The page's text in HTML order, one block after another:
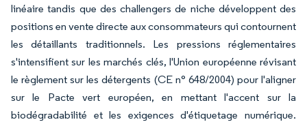
linéaire tandis que des challengers de niche développent des
positions en vente directe aux consommateurs qui contournent
les détaillants traditionnels. Les pressions réglementaires
s'intensifient sur les marchés clés, l'Union européenne révisant
le règlement sur les détergents (CE n° 648/2004) pour l'aligner
sur le Pacte vert européen, en mettant l'accent sur la
biodégradabilité et les exigences d'étiquetage numérique.